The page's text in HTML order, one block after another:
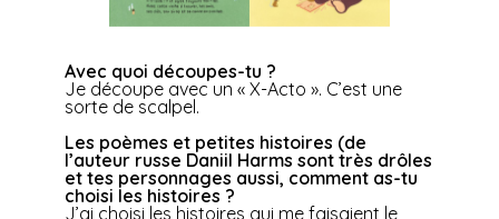
Avec quoi découpes-tu ?
Je découpe avec un « X-Acto ». C’est une
sorte de scalpel.
Les poèmes et petites histoires (de
l’auteur russe Daniil Harms sont très drôles
et tes personnages aussi, comment as-tu
choisi les histoires ?
J’ai choisi les histoires qui me faisaient le